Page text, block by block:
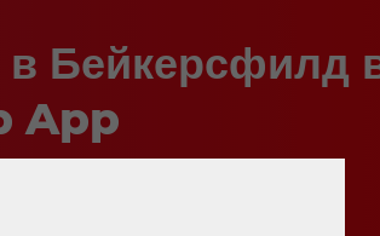
Бейкерсфилд
App